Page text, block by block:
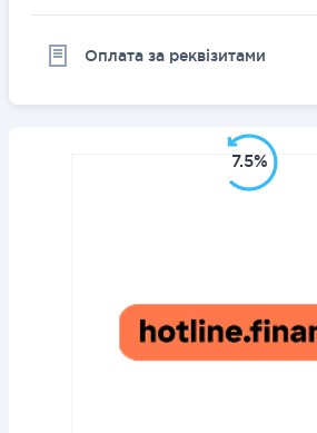
Оплата за реквізитами
7.5%